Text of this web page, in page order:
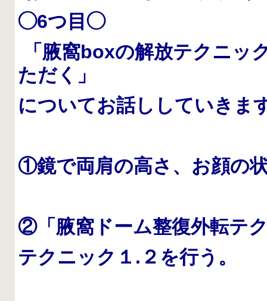
◯6つ目◯
「腋窩boxの解放テクニッ
ただく」
についてお話ししていきま
①鏡で両肩の高さ、お顔の
②「腋窩ドーム整復外転テ
テクニック１.２を行う。